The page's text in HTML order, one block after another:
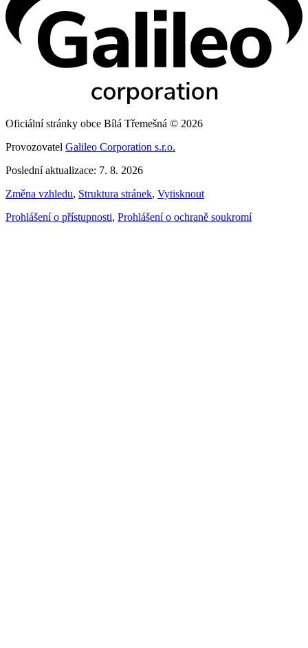
Oficiální stránky obce Bílá Třemešná © 2026
Provozovatel Galileo Corporation s.r.o.
Poslední aktualizace: 7. 8. 2026
Změna vzhledu, Struktura stránek, Vytisknout
Prohlášení o přístupnosti, Prohlášení o ochraně soukromí